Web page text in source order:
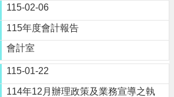
115-02-06
115年度會計報告
會計室
115-01-22
114年12月辦理政策及業務宣導之執